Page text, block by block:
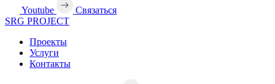
Youtube
Связаться
SRG PROJECT
Проекты
Услуги
Контакты